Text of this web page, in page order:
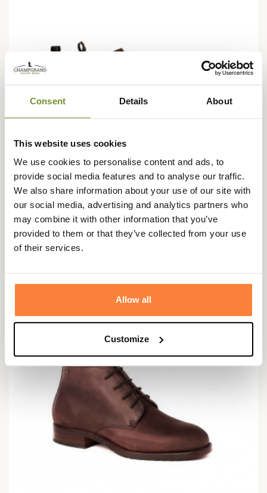
Consent Details About
This website uses cookies
We use cookies to personalise content and ads, to
provide social media features and to analyse our traffic.
We also share information about your use of our site with
our social media, advertising and analytics partners who
may combine it with other information that you’ve
provided to them or that they’ve collected from your use
of their services.
Allow all
Customize
DUBARRY
369,00 €